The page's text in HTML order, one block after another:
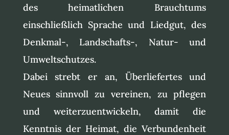
des heimatlichen Brauchtums
einschließlich Sprache und Liedgut, des
Denkmal-, Landschafts-, Natur- und
Umweltschutzes.
Dabei strebt er an, Überliefertes und
Neues sinnvoll zu vereinen, zu pflegen
und weiterzuentwickeln, damit die
Kenntnis der Heimat, die Verbundenheit